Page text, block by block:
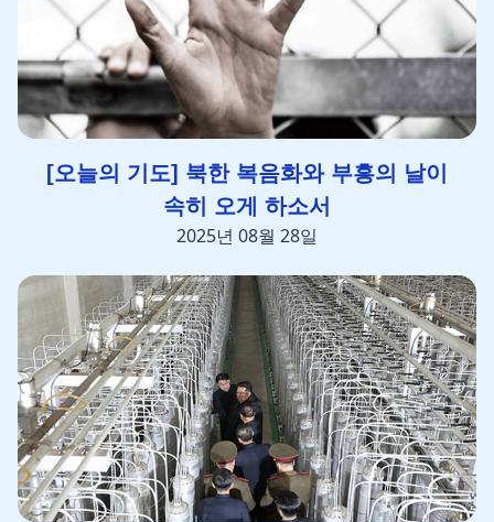
[오늘의 기도] 북한 복음화와 부흥의 날이
속히 오게 하소서
2025년 08월 28일